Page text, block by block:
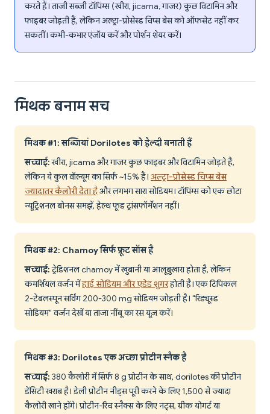
करते हैं। ताजी सब्जी टॉपिंग्स (खीरा, jicama, गाजर) कुछ विटामिन और
फाइबर जोड़ती हैं, लेकिन अल्ट्रा-प्रोसेस्ड चिप्स बेस को ऑफसेट नहीं कर
सकतीं। कभी-कभार एंजॉय करें और पोर्शन शेयर करें।
मिथक बनाम सच
मिथक #1: सब्जियां Dorilotes को हेल्दी बनाती हैं
सच्चाई:खीरा, jicama और गाजर कुछ फाइबर और विटामिन जोड़ते हैं,
लेकिन ये कुल वॉल्यूम का सिर्फ ~15% हैं। अल्ट्रा-प्रोसेस्ड चिप्स बेस
ज्यादातर कैलोरी देता हैऔर लगभग सारा सोडियम। टॉपिंग्स को एक छोटा
न्यूट्रिशनल बोनस समझें, हेल्थ फूड ट्रांसफॉर्मेशन नहीं।
मिथक #2: Chamoy सिर्फ फ्रूट सॉस है
सच्चाई:ट्रेडिशनल chamoy में खुबानी या आलूबुखारा होता है, लेकिन
कमर्शियल वर्जन मेंहाई सोडियम और एडेड शुगरहोती है। एक टिपिकल
2-टेबलस्पून सर्विंग 200-300 mg सोडियम जोड़ती है। "रिड्यूस्ड
सोडियम" वर्जन देखें या ताजा नींबू का रस यूज़ करें।
मिथक #3: Dorilotes एक अच्छा प्रोटीन स्नैक है
सच्चाई: 380 कैलोरी में सिर्फ 8 g प्रोटीन के साथ, dorilotes की प्रोटीन
डेंसिटी खराब है। डेली प्रोटीन नीड्स पूरी करने के लिए 1,500 से ज्यादा
कैलोरी खाने होंगे। प्रोटीन-रिच स्नैक्स के लिए नट्स, ग्रीक योगर्ट या